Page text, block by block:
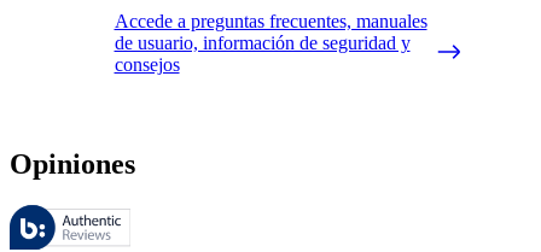
Accede a preguntas frecuentes, manuales
de usuario, información de seguridad y
consejos
Opiniones
Estas reseñas las gestiona Bazaarvoice y cumplen con la política de